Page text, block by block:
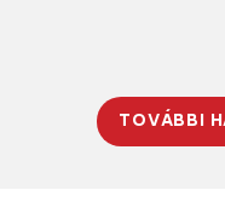
TOVÁBBI